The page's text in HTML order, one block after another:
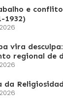
e
1932)
vira
regional de
da